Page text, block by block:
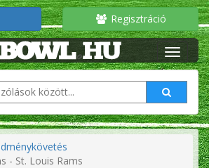
Regisztráció
- St. Louis Rams